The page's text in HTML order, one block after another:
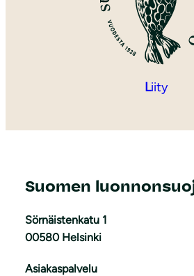
Liity
Suomen
Sörnäistenkatu 1
00580 Helsinki
Asiakaspalvelu